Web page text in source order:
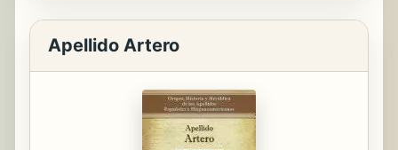
Apellido Artero